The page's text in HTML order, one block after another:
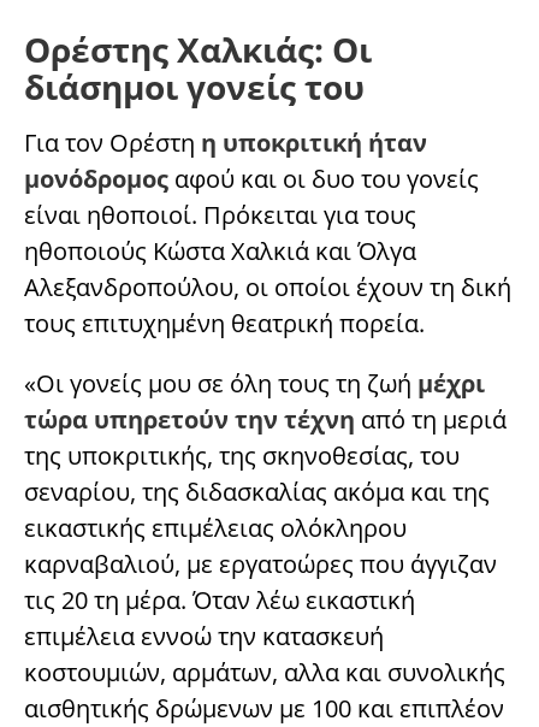
Ορέστης Χαλκιάς: Οι
διάσημοι γονείς του
Για τον Ορέστη η υποκριτική ήταν
μονόδρομος αφού και οι δυο του γονείς
είναι ηθοποιοί. Πρόκειται για τους
ηθοποιούς Κώστα Χαλκιά και Όλγα
Αλεξανδροπούλου, οι οποίοι έχουν τη δική
τους επιτυχημένη θεατρική πορεία.
«Οι γονείς μου σε όλη τους τη ζωή μέχρι
τώρα υπηρετούν την τέχνη από τη μεριά
της υποκριτικής, της σκηνοθεσίας, του
σεναρίου, της διδασκαλίας ακόμα και της
εικαστικής επιμέλειας ολόκληρου
καρναβαλιού, με εργατοώρες που άγγιζαν
τις 20 τη μέρα. Όταν λέω εικαστική
επιμέλεια εννοώ την κατασκευή
κοστουμιών, αρμάτων, αλλα και συνολικής
αισθητικής δρώμενων με 100 και επιπλέον